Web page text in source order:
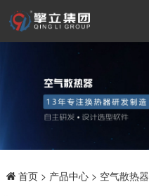
首页> 产品中心> 空气散热器